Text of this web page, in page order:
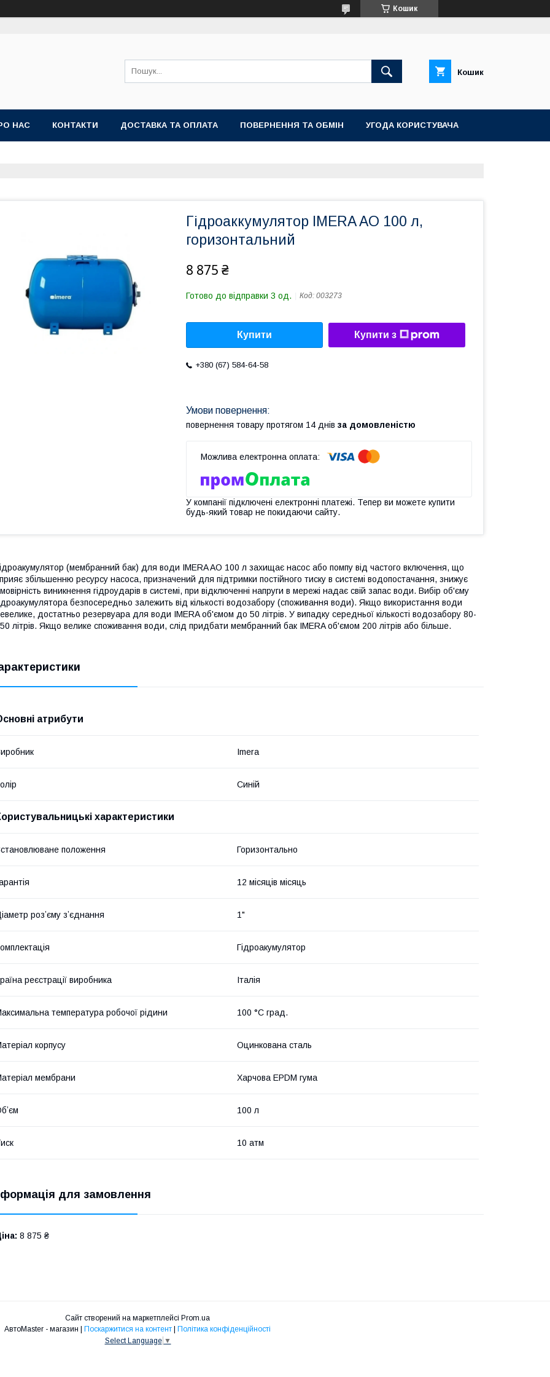
Кошик
Кошик
НАС КОНТАКТИ ДОСТАВКА ТА ОПЛАТА ПОВЕРНЕННЯ ТА ОБМІН УГОДА КОРИСТУВАЧА
Гідроаккумулятор IMERA AO 100 л,
горизонтальний
8 875 ₴
Готово до відправки 3 од. Код: 003273
Купити Купити з
+380 (67) 584-64-58
повернення товару протягом 14 днів за домовленістю
У компанії підключені електронні платежі. Тепер ви можете купити
будь-який товар не покидаючи сайту.
(мембранний бак) для води IMERA AO 100 л захищає насос або помпу від частого включення, що
збільшенню ресурсу насоса, призначений для підтримки постійного тиску в системі водопостачання, знижує
виникнення гідроударів в системі, при відключенні напруги в мережі надає свій запас води. Вибір об'єму
безпосередньо залежить від кількості водозабору (споживання води). Якщо використання води
достатньо резервуара для води IMERA об'ємом до 50 літрів. У випадку середньої кількості водозабору 80-
літрів. Якщо велике споживання води, слід придбати мембранний бак IMERA об'ємом 200 літрів або більше.
атрибути
Imera
Синій
характеристики
положення Горизонтально
12 місяців місяць
розʼєму зʼєднання 1"
Гідроакумулятор
реєстрації виробника Італія
температура робочої рідини 100 °С град.
корпусу Оцинкована сталь
мембрани Харчова EPDM гума
100 л
10 атм
для замовлення
8 875 ₴
Сайт створений на маркетплейсі Prom.ua
АвтоMaster - магазин | Поскаржитися на контент | Політика конфіденційності
Select Language ▼